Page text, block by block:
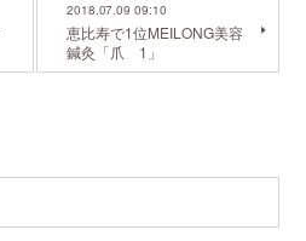
2018.07.09 09:10
恵比寿で1位MEILONG美容
鍼灸「爪 1」